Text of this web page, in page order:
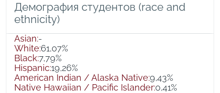
Демография студентов (race and
ethnicity)
Asian:-
White:61,07%
Black:7,79%
Hispanic:19,26%
American Indian / Alaska Native:9,43%
Native Hawaiian / Pacific Islander:0,41%